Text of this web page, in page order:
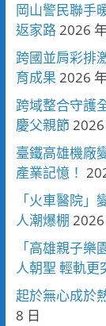
岡山警民聯手
返家路2026
跨國並肩彩排
育成果 2026
跨域整合守護
慶父親節2026
臺鐵高雄機廠
產業記憶！
「火車醫院
人潮爆棚 2026
「高雄親子
人朝聖 輕軌更
起於無心成於
8 日